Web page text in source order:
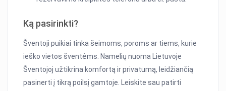
Ką pasirinkti?
Šventoji puikiai tinka šeimoms, poroms ar tiems, kurie
ieško vietos šventėms. Namelių nuoma Lietuvoje
Šventojoj užtikrina komfortą ir privatumą, leidžiančią
pasinerti į tikrą poilsį gamtoje. Leiskite sau patirti